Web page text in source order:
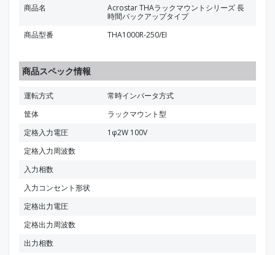
商品名
Acrostar THAラックマウントシリーズ 長
時間バックアップタイプ
商品型番
THA1000R-250/EI
商品スペック情報
運転方式
常時インバータ方式
筐体
ラックマウント型
定格入力電圧
1φ2W 100V
定格入力周波数
入力相数
入力コンセント形状
定格出力電圧
定格出力周波数
出力相数